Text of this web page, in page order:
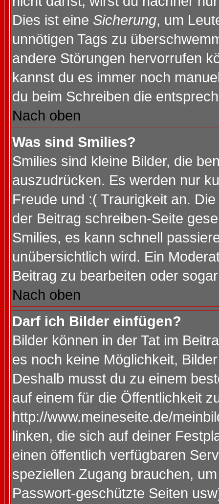
Dies ist eine Sicherung, um
unnötigen Tags zu
andere Störungen hervorrufen
kannst du es immer noch
du beim Schreiben die
Nach oben
Was sind Smilies?
Smilies sind kleine Bilder, die
auszudrücken. Es werden nur
Freude und :( Traurigkeit an.
der Beitrag schreiben-Seite
Smilies, es kann schnell
unübersichtlich wird. Ein
Beitrag zu bearbeiten oder
Nach oben
Darf ich Bilder einfügen?
Bilder können in der Tat im
es noch keine Möglichkeit,
Deshalb musst du zu einem
auf einem für die Öffentlichkeit
http://www.meineseite.de/
linken, die sich auf deiner
einen öffentlich verfügbaren
speziellen Zugang brauchen,
Passwort-geschützte Seiten